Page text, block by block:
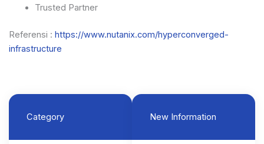
Trusted Partner
Referensi : https://www.nutanix.com/hyperconverged-
infrastructure
Category New Information